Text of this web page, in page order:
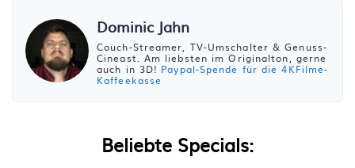
Dominic Jahn
Couch-Streamer, TV-Umschalter & Genuss-
Cineast. Am liebsten im Originalton, gerne
auch in 3D! Paypal-Spende für die 4KFilme-
Kaffeekasse
Beliebte Specials: